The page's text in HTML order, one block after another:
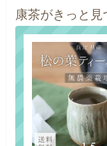
康茶がきっと見